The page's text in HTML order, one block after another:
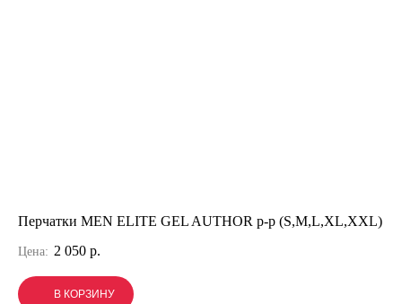
Перчатки MEN ELITE GEL AUTHOR p-p (S,M,L,XL,XXL)
Цена: 2 050 р.
В КОРЗИНУ
В КОРЗИНУ
В КОРЗИНУ